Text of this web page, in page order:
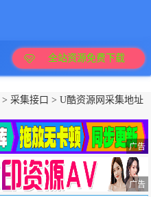
全站资源免费下载
>采集接口 >U酷资源网采集地址
广告
广告